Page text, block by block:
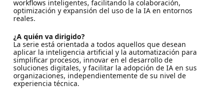
workflows inteligentes, facilitando la colaboración,
optimización y expansión del uso de la IA en entornos
reales.
¿A quién va dirigido?
La serie está orientada a todos aquellos que desean
aplicar la inteligencia artificial y la automatización para
simplificar procesos, innovar en el desarrollo de
soluciones digitales, y facilitar la adopción de IA en sus
organizaciones, independientemente de su nivel de
experiencia técnica.